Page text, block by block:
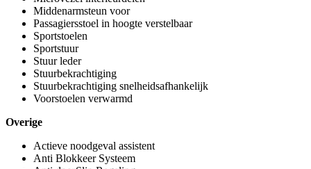
Middenarmsteun voor
Passagiersstoel in hoogte verstelbaar
Sportstoelen
Sportstuur
Stuur leder
Stuurbekrachtiging
Stuurbekrachtiging snelheidsafhankelijk
Voorstoelen verwarmd
Overige
Actieve noodgeval assistent
Anti Blokkeer Systeem